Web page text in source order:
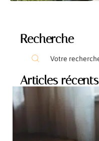
Recherche
Articles récents